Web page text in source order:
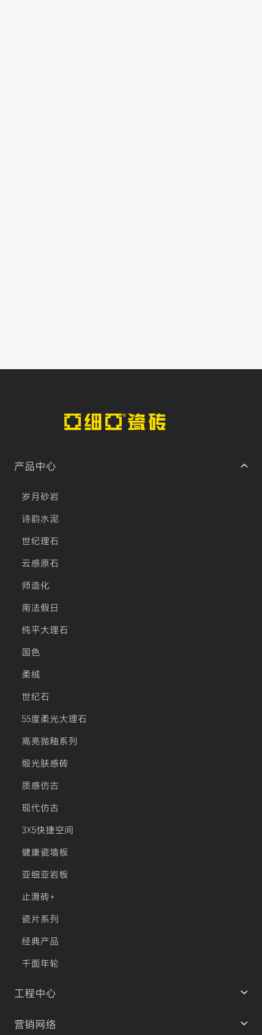
产品中心
岁月砂岩
诗韵水泥
世纪理石
云感原石
师造化
南法假日
纯平大理石
国色
柔绒
世纪石
55度柔光大理石
高亮抛釉系列
缎光肤感砖
质感仿古
现代仿古
3X5快捷空间
健康瓷墙板
亚细亚岩板
止滑砖+
瓷片系列
经典产品
千面年轮
工程中心
营销网络